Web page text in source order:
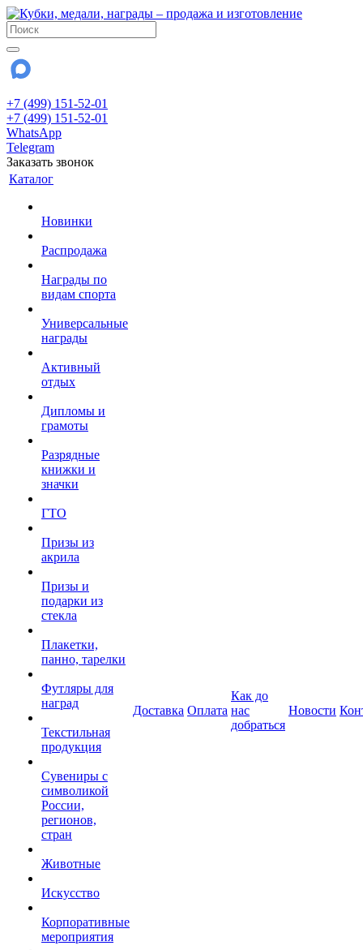
+7 (499) 151-52-01
+7 (499) 151-52-01
WhatsApp
Telegram
Заказать звонок
Каталог
Новинки
Распродажа
Награды по
видам спорта
Универсальные
награды
Активный
отдых
Дипломы и
грамоты
Разрядные
книжки и
значки
ГТО
Призы из
акрила
Призы и
подарки из
стекла
Плакетки,
панно, тарелки
Футляры для
наград
Текстильная
продукция
Сувениры с
символикой
России,
регионов,
стран
Животные
Искусство
Корпоративные
мероприятия
Доставка Оплата
Как до
нас
добраться
Новости